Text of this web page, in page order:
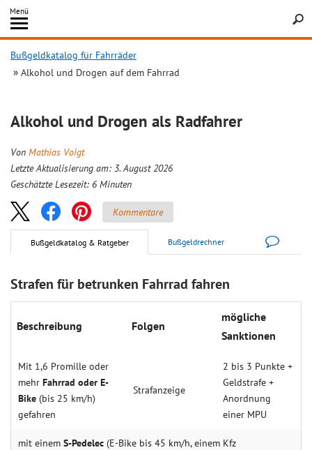
Inhalt
springen
Menü
Search
Bußgeldkatalog für Fahrräder
Alkohol und Drogen auf dem Fahrrad
Alkohol und Drogen als Radfahrer
Von Mathias Voigt
Letzte Aktualisierung am: 3. August 2026
Geschätzte Lesezeit: 6 Minuten
Kommentare
Bußgeldkatalog & Ratgeber Bußgeldrechner
Strafen für betrunken Fahrrad fahren
Beschreibung Folgen
mögliche
Sanktionen
Mit 1,6 Promille oder
mehr Fahrrad oder E-
Bike (bis 25 km/h)
gefahren
Strafanzeige
2 bis 3 Punkte +
Geldstrafe +
Anordnung
einer MPU
mit einem S-Pedelec (E-Bike bis 45 km/h, einem Kfz